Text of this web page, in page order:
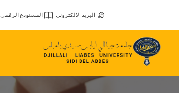
البريد الالكتروني المستودع الرقمي